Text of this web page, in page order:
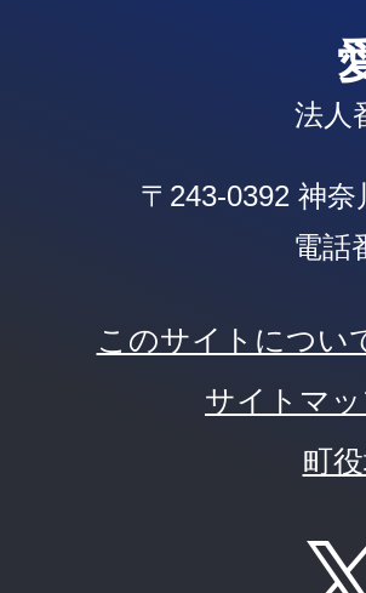
法人
〒243-0392 神
電話
このサイトについ
サイトマ
町